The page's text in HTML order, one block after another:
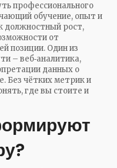
профессионального
обучение, опыт и
должностный рост,
от
позиции. Один из
– веб‑аналитика,
данных о
. Без чётких метрик и
где вы стоите и